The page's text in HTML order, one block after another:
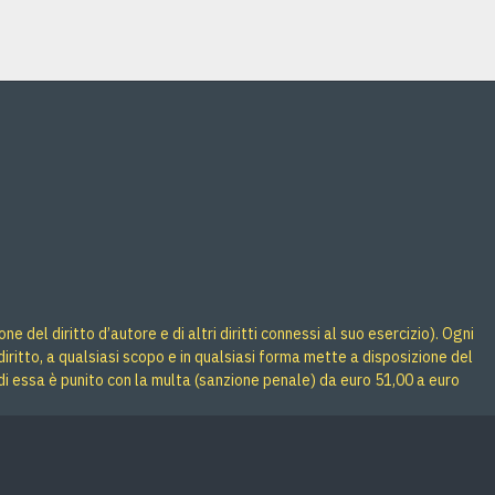
del diritto d’autore e di altri diritti connessi al suo esercizio). Ogni
a qualsiasi scopo e in qualsiasi forma mette a disposizione del
è punito con la multa (sanzione penale) da euro 51,00 a euro